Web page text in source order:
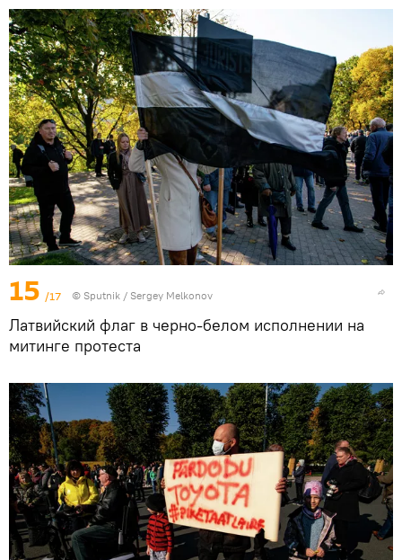
15 /17 © Sputnik / Sergey Melkonov
Латвийский флаг в черно-белом исполнении на
митинге протеста